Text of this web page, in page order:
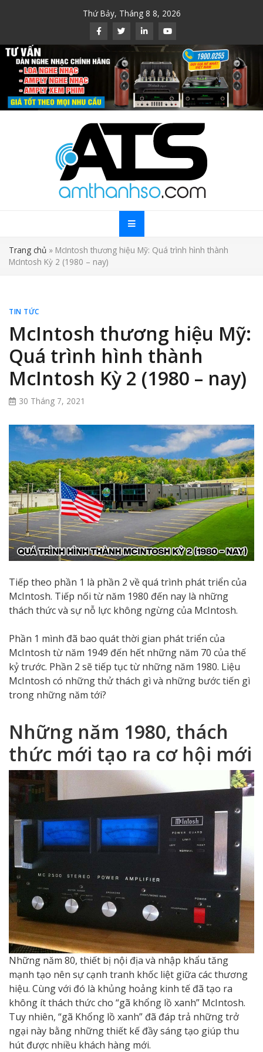
Thứ Bảy, Tháng 8 8, 2026
Trang chủ » McIntosh thương hiệu Mỹ: Quá trình hình thành
McIntosh Kỳ 2 (1980 – nay)
TIN TỨC
McIntosh thương hiệu Mỹ:
Quá trình hình thành
McIntosh Kỳ 2 (1980 – nay)
30 Tháng 7, 2021
Tiếp theo phần 1 là phần 2 về quá trình phát triển của
McIntosh. Tiếp nối từ năm 1980 đến nay là những
thách thức và sự nỗ lực không ngừng của McIntosh.
Phần 1 mình đã bao quát thời gian phát triển của
McIntosh từ năm 1949 đến hết những năm 70 của thế
kỷ trước. Phần 2 sẽ tiếp tục từ những năm 1980. Liệu
McIntosh có những thử thách gì và những bước tiến gì
trong những năm tới?
Những năm 1980, thách
thức mới tạo ra cơ hội mới
Những năm 80, thiết bị nội địa và nhập khẩu tăng
mạnh tạo nên sự cạnh tranh khốc liệt giữa các thương
hiệu. Cùng với đó là khủng hoảng kinh tế đã tạo ra
không ít thách thức cho “gã khổng lồ xanh” McIntosh.
Tuy nhiên, “gã Khổng lồ xanh” đã đáp trả những trở
ngại này bằng những thiết kế đầy sáng tạo giúp thu
hút được nhiều khách hàng mới.